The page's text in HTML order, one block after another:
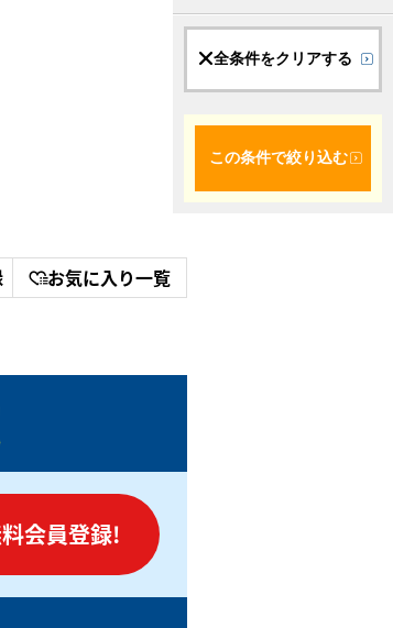
全条件をクリアする
この条件で絞り込む
お気に入り一覧
会員登録!